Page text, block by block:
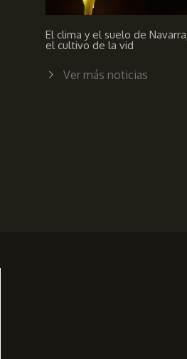
El clima y el suelo de
el cultivo de la vid
Ver más noticias